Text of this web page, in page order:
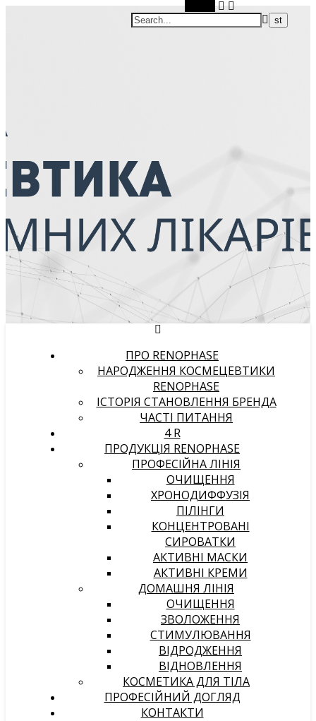
ПРО RENOPHASE
НАРОДЖЕННЯ КОСМЕЦЕВТИКИ
RENOPHASE
ІСТОРІЯ СТАНОВЛЕННЯ БРЕНДА
ЧАСТІ ПИТАННЯ
4 R
ПРОДУКЦІЯ RENOPHASE
ПРОФЕСІЙНА ЛІНІЯ
ОЧИЩЕННЯ
ХРОНОДИФФУЗІЯ
ПІЛІНГИ
КОНЦЕНТРОВАНІ
СИРОВАТКИ
АКТИВНІ МАСКИ
АКТИВНІ КРЕМИ
ДОМАШНЯ ЛІНІЯ
ОЧИЩЕННЯ
ЗВОЛОЖЕННЯ
СТИМУЛЮВАННЯ
ВІДРОДЖЕННЯ
ВІДНОВЛЕННЯ
КОСМЕТИКА ДЛЯ ТІЛА
ПРОФЕСІЙНИЙ ДОГЛЯД
КОНТАКТИ